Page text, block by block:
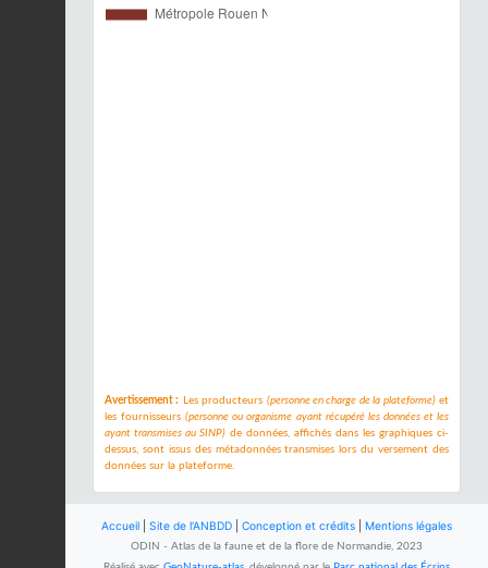
Avertissement : Les producteurs (personne en charge de la plateforme)et
les fournisseurs(personne ou organisme ayant récupéré les données et les
ayant transmises au SINP) de données, affichés dans les graphiques ci-
dessus, sont issus des métadonnées transmises lors du versement des
données sur la plateforme.
Accueil Site de l'ANBDD Conception et crédits Mentions légales
ODIN - Atlas de la faune et de la flore de Normandie, 2023